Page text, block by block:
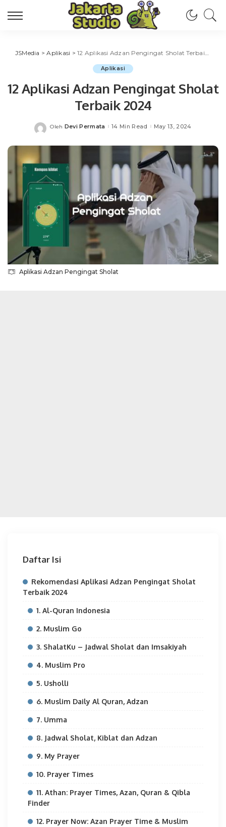
JSMedia >Aplikasi >12 Aplikasi Adzan Pengingat Sholat Terbaik 2024
Aplikasi
12 Aplikasi Adzan Pengingat Sholat
Terbaik 2024
Posted
Oleh Devi Permata 14 Min Read May 13, 2024
Aplikasi Adzan Pengingat Sholat
Daftar Isi
Rekomendasi Aplikasi Adzan Pengingat Sholat
Terbaik 2024
1. Al-Quran Indonesia
2. Muslim Go
3. ShalatKu – Jadwal Sholat dan Imsakiyah
4. Muslim Pro
5. Usholli
6. Muslim Daily Al Quran, Adzan
7. Umma
8. Jadwal Sholat, Kiblat dan Adzan
9. My Prayer
10. Prayer Times
11. Athan: Prayer Times, Azan, Quran & Qibla
Finder
12. Prayer Now: Azan Prayer Time & Muslim